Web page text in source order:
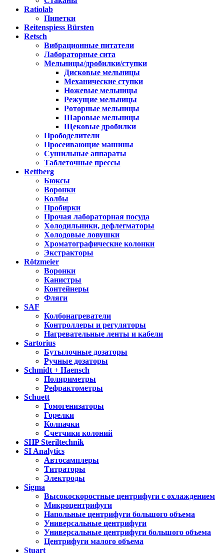
Ratiolab
Пипетки
Reitenspiess Bürsten
Retsch
Вибрационные питатели
Лабораторные сита
Мельницы/дробилки/ступки
Дисковые мельницы
Механические ступки
Ножевые мельницы
Режущие мельницы
Роторные мельницы
Шаровые мельницы
Щековые дробилки
Прободелители
Просеивающие машины
Сушильные аппараты
Таблеточные прессы
Rettberg
Бюксы
Воронки
Колбы
Пробирки
Прочая лабораторная посуда
Холодильники, дефлегматоры
Холодовые ловушки
Хроматографические колонки
Экстракторы
Rötzmeier
Воронки
Канистры
Контейнеры
Фляги
SAF
Колбонагреватели
Контроллеры и регуляторы
Нагревательные ленты и кабели
Sartorius
Бутылочные дозаторы
Ручные дозаторы
Schmidt + Haensch
Поляриметры
Рефрактометры
Schuett
Гомогенизаторы
Горелки
Колпачки
Счетчики колоний
SHP Steriltechnik
SI Analytics
Автосамплеры
Титраторы
Электроды
Sigma
Высокоскоростные центрифуги с охлаждением
Микроцентрифуги
Напольные центрифуги большого объема
Универсальные центрифуги
Универсальные центрифуги большого объема
Центрифуги малого объема
Stuart